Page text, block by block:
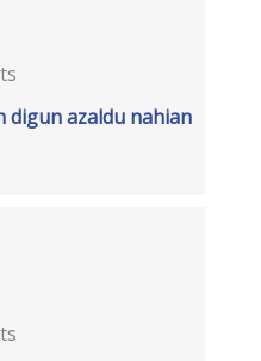
digun azaldu nahian